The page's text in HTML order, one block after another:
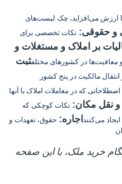
ارزش می‌افزاید، چک لیست‌های
و حقوقی: نکات تخصصی برای
بر املاک و مستغلات و
معافیت‌ها در کشورهای مختلفثبت
انتقال مالکیت در پنج کشور
که در معاملات املاک با آنها
نقل مکان: نکات کوچکی که
می‌کنند اجاره: حقوق، تعهدات و
خرید ملک، با این صفحه